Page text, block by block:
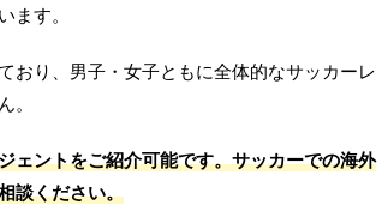
ます。
おり、男子・女子ともに全体的なサッカーレ
。
ェントをご紹介可能です。サッカーでの海外
談ください。